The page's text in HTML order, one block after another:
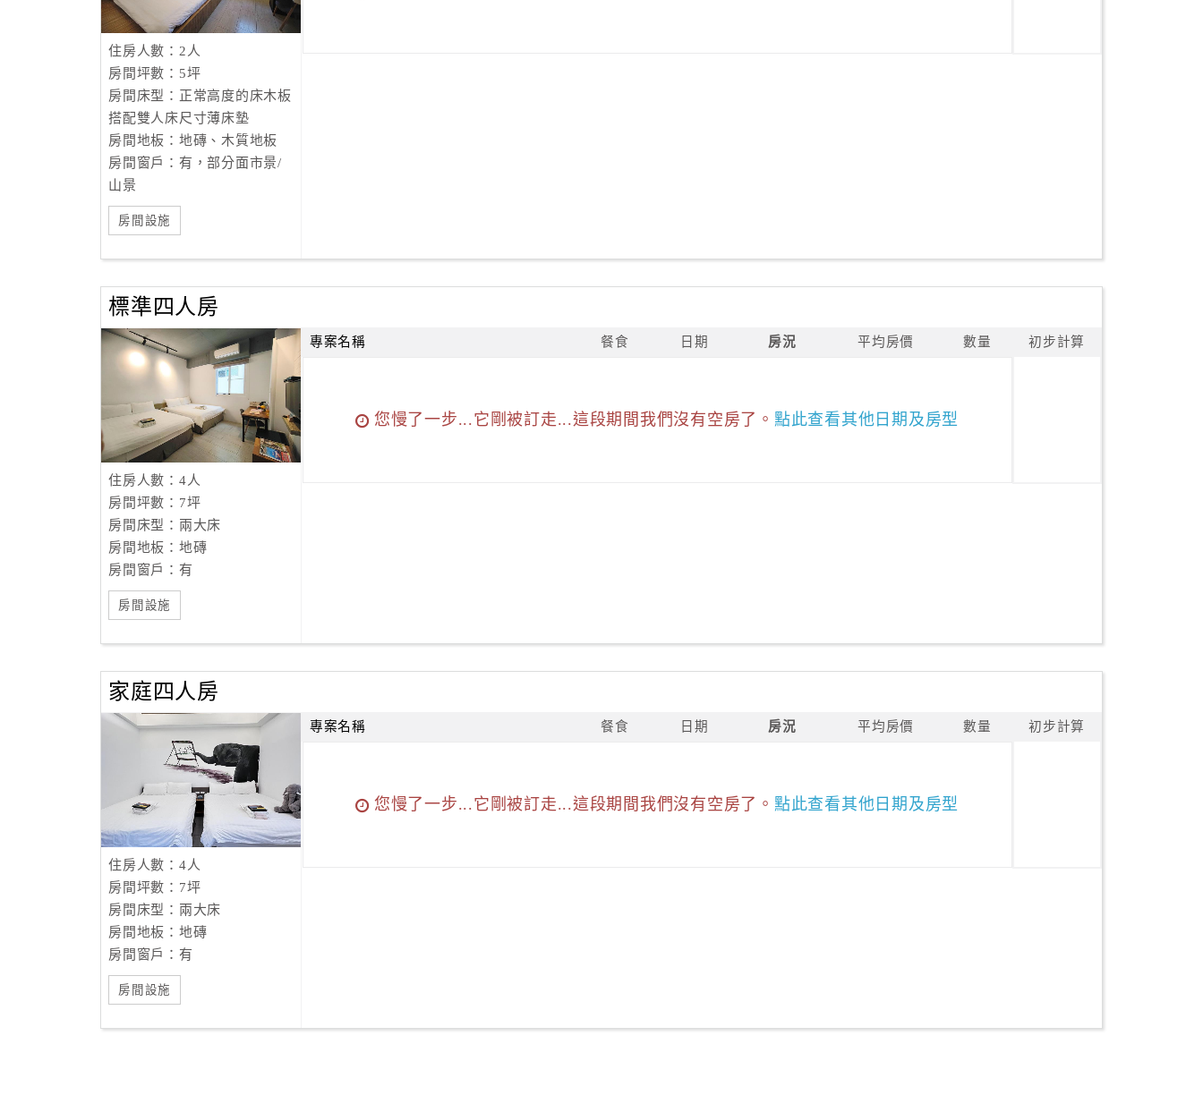
住房人數：2人
房間坪數：5坪
房間床型：正常高度的床木板
搭配雙人床尺寸薄床墊
房間地板：地磚、木質地板
房間窗戶：有，部分面市景/
山景
房間設施
標準四人房
住房人數：4人
房間坪數：7坪
房間床型：兩大床
房間地板：地磚
房間窗戶：有
房間設施
專案名稱 餐食 日期 房況 平均房價 數量 初步計算
您慢了一步...它剛被訂走...這段期間我們沒有空房了。 點此查看其他日期及房型
家庭四人房
住房人數：4人
房間坪數：7坪
房間床型：兩大床
房間地板：地磚
房間窗戶：有
房間設施
專案名稱 餐食 日期 房況 平均房價 數量 初步計算
您慢了一步...它剛被訂走...這段期間我們沒有空房了。 點此查看其他日期及房型